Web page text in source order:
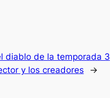
diablo de la temporada 3
y los creadores
→